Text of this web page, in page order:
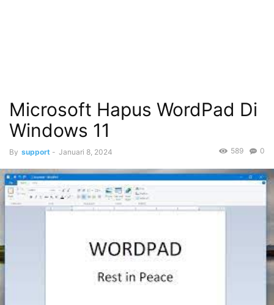
Microsoft Hapus WordPad Di
Windows 11
By support - Januari 8, 2024 0
589